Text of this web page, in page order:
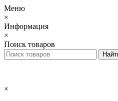
Меню
×
Информация
×
Поиск товаров
×